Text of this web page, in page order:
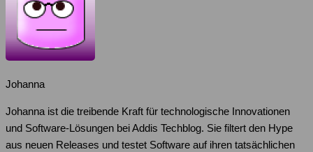
Johanna
Johanna ist die treibende Kraft für technologische Innovationen
und Software-Lösungen bei Addis Techblog. Sie filtert den Hype
aus neuen Releases und testet Software auf ihren tatsächlichen